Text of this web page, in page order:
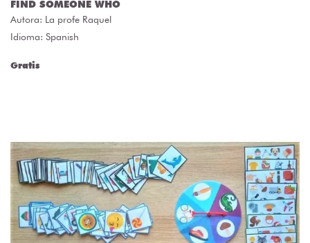
FIND SOMEONE WHO
Autora: La profe Raquel
Idioma: Spanish
Gratis